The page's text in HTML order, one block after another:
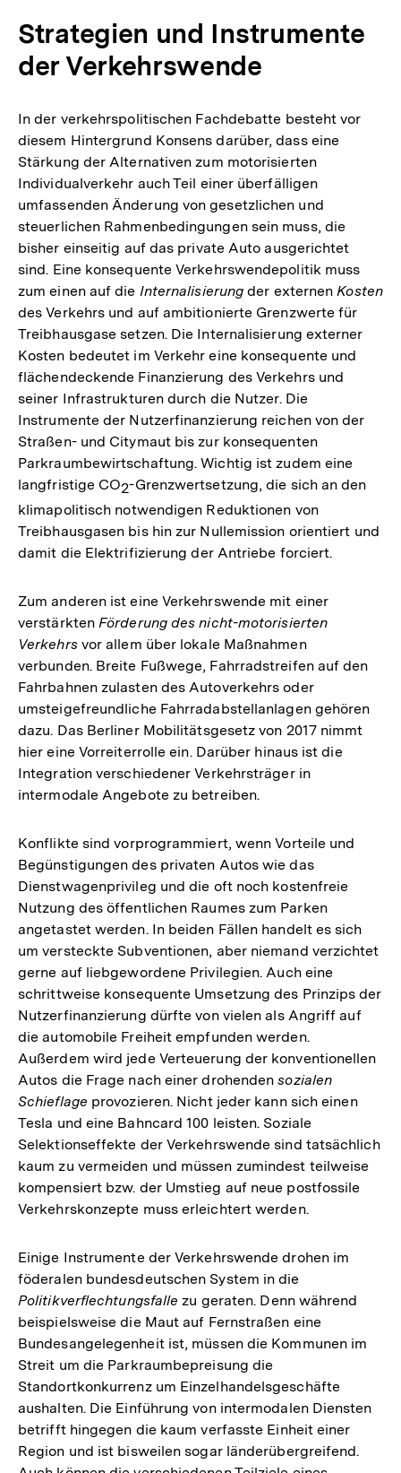
Strategien und Instrumente
der Verkehrswende
In der verkehrspolitischen Fachdebatte besteht vor
diesem Hintergrund Konsens darüber, dass eine
Stärkung der Alternativen zum motorisierten
Individualverkehr auch Teil einer überfälligen
umfassenden Änderung von gesetzlichen und
steuerlichen Rahmenbedingungen sein muss, die
bisher einseitig auf das private Auto ausgerichtet
sind. Eine konsequente Verkehrswendepolitik muss
zum einen auf die Internalisierung der externen Kosten
des Verkehrs und auf ambitionierte Grenzwerte für
Treibhausgase setzen. Die Internalisierung externer
Kosten bedeutet im Verkehr eine konsequente und
flächendeckende Finanzierung des Verkehrs und
seiner Infrastrukturen durch die Nutzer. Die
Instrumente der Nutzerfinanzierung reichen von der
Straßen- und Citymaut bis zur konsequenten
Parkraumbewirtschaftung. Wichtig ist zudem eine
langfristige CO2-Grenzwertsetzung, die sich an den
klimapolitisch notwendigen Reduktionen von
Treibhausgasen bis hin zur Nullemission orientiert und
damit die Elektrifizierung der Antriebe forciert.
Zum anderen ist eine Verkehrswende mit einer
verstärkten Förderung des nicht-motorisierten
Verkehrsvor allem über lokale Maßnahmen
verbunden. Breite Fußwege, Fahrradstreifen auf den
Fahrbahnen zulasten des Autoverkehrs oder
umsteigefreundliche Fahrradabstellanlagen gehören
dazu. Das Berliner Mobilitätsgesetz von 2017 nimmt
hier eine Vorreiterrolle ein. Darüber hinaus ist die
Integration verschiedener Verkehrsträger in
intermodale Angebote zu betreiben.
Konflikte sind vorprogrammiert, wenn Vorteile und
Begünstigungen des privaten Autos wie das
Dienstwagenprivileg und die oft noch kostenfreie
Nutzung des öffentlichen Raumes zum Parken
angetastet werden. In beiden Fällen handelt es sich
um versteckte Subventionen, aber niemand verzichtet
gerne auf liebgewordene Privilegien. Auch eine
schrittweise konsequente Umsetzung des Prinzips der
Nutzerfinanzierung dürfte von vielen als Angriff auf
die automobile Freiheit empfunden werden.
Außerdem wird jede Verteuerung der konventionellen
Autos die Frage nach einer drohendensozialen
Schieflage provozieren. Nicht jeder kann sich einen
Tesla und eine Bahncard 100 leisten. Soziale
Selektionseffekte der Verkehrswende sind tatsächlich
kaum zu vermeiden und müssen zumindest teilweise
kompensiert bzw. der Umstieg auf neue postfossile
Verkehrskonzepte muss erleichtert werden.
Einige Instrumente der Verkehrswende drohen im
föderalen bundesdeutschen System in die
Politikverflechtungsfalle zu geraten. Denn während
beispielsweise die Maut auf Fernstraßen eine
Bundesangelegenheit ist, müssen die Kommunen im
Streit um die Parkraumbepreisung die
Standortkonkurrenz um Einzelhandelsgeschäfte
aushalten. Die Einführung von intermodalen Diensten
betrifft hingegen die kaum verfasste Einheit einer
Region und ist bisweilen sogar länderübergreifend.